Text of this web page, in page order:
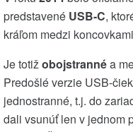
predstavené USB-C,
kráľom medzi
Je totižobojstrannéa
Predošlé verzie USB-
jednostranné, t.j. do
dali vsunúť len v jednom